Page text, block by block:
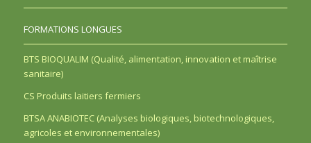
FORMATIONS LONGUES
BTS BIOQUALIM (Qualité, alimentation, innovation et maîtrise
sanitaire)
CS Produits laitiers fermiers
BTSA ANABIOTEC (Analyses biologiques, biotechnologiques,
agricoles et environnementales)